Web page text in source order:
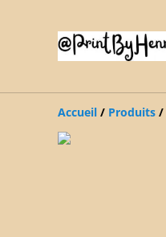
Accueil / Produits /